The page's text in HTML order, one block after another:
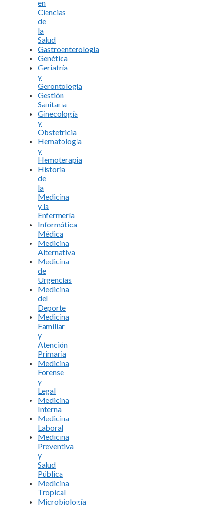
en
Ciencias
de
la
Salud
Gastroenterología
Genética
Geriatría
y
Gerontología
Gestión
Sanitaria
Ginecología
y
Obstetricia
Hematología
y
Hemoterapia
Historia
de
la
Medicina
y la
Enfermería
Informática
Médica
Medicina
Alternativa
Medicina
de
Urgencias
Medicina
del
Deporte
Medicina
Familiar
y
Atención
Primaria
Medicina
Forense
y
Legal
Medicina
Interna
Medicina
Laboral
Medicina
Preventiva
y
Salud
Pública
Medicina
Tropical
Microbiología